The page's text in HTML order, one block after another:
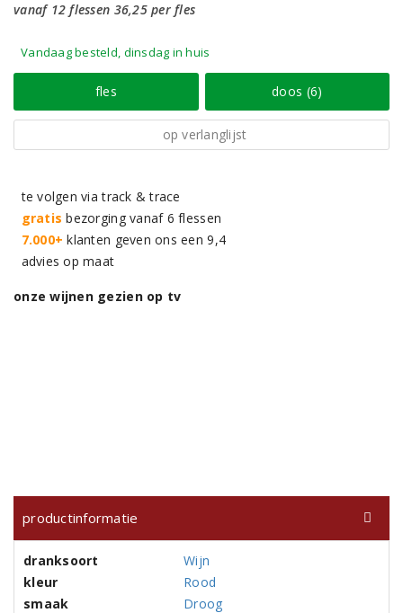
vanaf 12 flessen 36,25 per fles
Vandaag besteld, dinsdag in huis
fles doos (6)
op verlanglijst
te volgen via track & trace
gratis bezorging vanaf 6 flessen
7.000+ klanten geven ons een 9,4
advies op maat
onze wijnen gezien op tv
productinformatie
dranksoort
Wijn
kleur
Rood
smaak
Droog